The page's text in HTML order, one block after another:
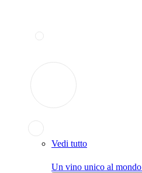
Vedi tutto
Un vino unico al mondo